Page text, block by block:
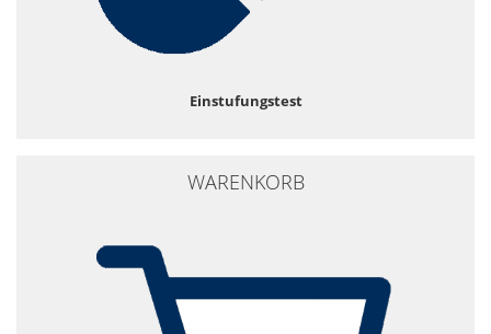
Einstufungstest
WARENKORB